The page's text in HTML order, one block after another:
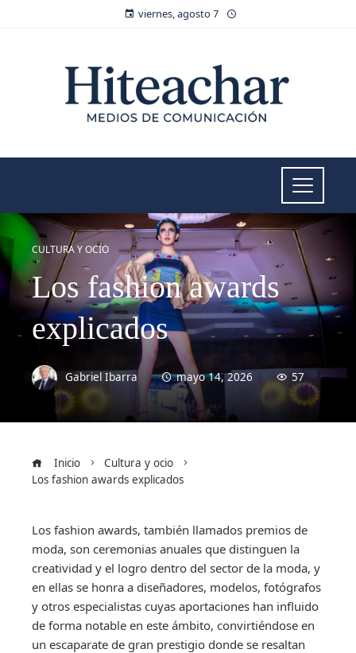
viernes, agosto 7
CULTURA Y OCIO
Los fashion awards
explicados
Gabriel Ibarra mayo 14, 2026 57
Inicio
Cultura y ocio
Los fashion awards explicados
Los fashion awards, también llamados premios de
moda, son ceremonias anuales que distinguen la
creatividad y el logro dentro del sector de la moda, y
en ellas se honra a diseñadores, modelos, fotógrafos
y otros especialistas cuyas aportaciones han influido
de forma notable en este ámbito, convirtiéndose en
un escaparate de gran prestigio donde se resaltan